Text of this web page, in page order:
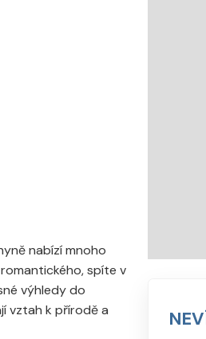
nabízí mnoho
spíte v
výhledy do
vztah k přírodě a